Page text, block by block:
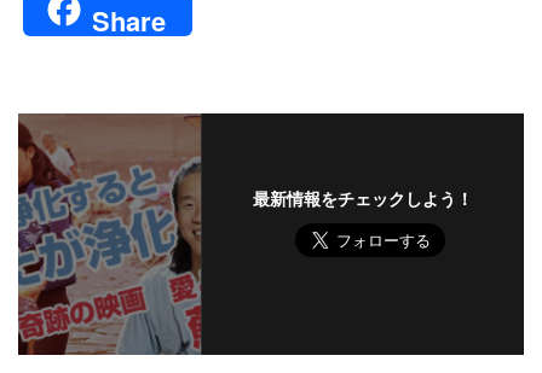
Share
最新情報をチェックしよう！